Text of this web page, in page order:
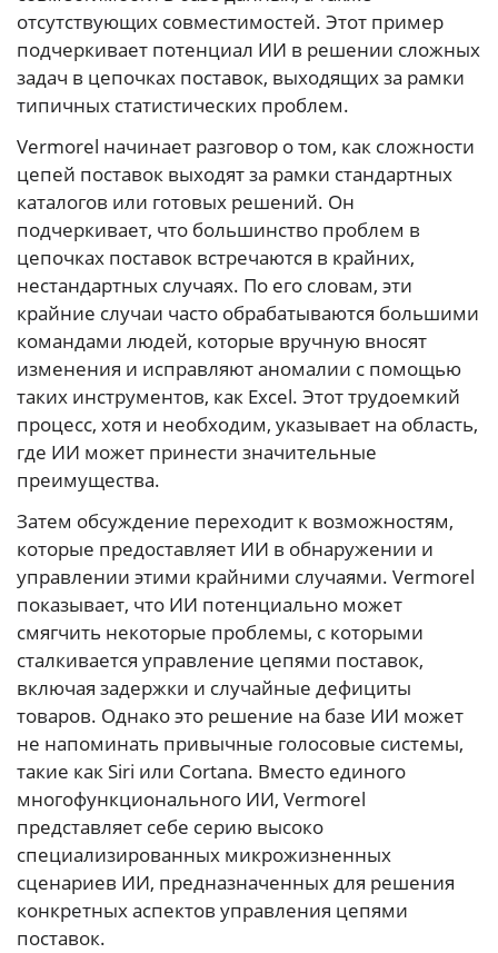
отсутствующих совместимостей. Этот пример
подчеркивает потенциал ИИ в решении сложных
задач в цепочках поставок, выходящих за рамки
типичных статистических проблем.
Vermorel начинает разговор о том, как сложности
цепей поставок выходят за рамки стандартных
каталогов или готовых решений. Он
подчеркивает, что большинство проблем в
цепочках поставок встречаются в крайних,
нестандартных случаях. По его словам, эти
крайние случаи часто обрабатываются большими
командами людей, которые вручную вносят
изменения и исправляют аномалии с помощью
таких инструментов, как Excel. Этот трудоемкий
процесс, хотя и необходим, указывает на область,
где ИИ может принести значительные
преимущества.
Затем обсуждение переходит к возможностям,
которые предоставляет ИИ в обнаружении и
управлении этими крайними случаями. Vermorel
показывает, что ИИ потенциально может
смягчить некоторые проблемы, с которыми
сталкивается управление цепями поставок,
включая задержки и случайные дефициты
товаров. Однако это решение на базе ИИ может
не напоминать привычные голосовые системы,
такие как Siri или Cortana. Вместо единого
многофункционального ИИ, Vermorel
представляет себе серию высоко
специализированных микрожизненных
сценариев ИИ, предназначенных для решения
конкретных аспектов управления цепями
поставок.